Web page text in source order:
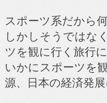
スポーツ系だから
しかしそうではな
ツを観に行く旅行
いかにスポーツを
源、日本の経済発